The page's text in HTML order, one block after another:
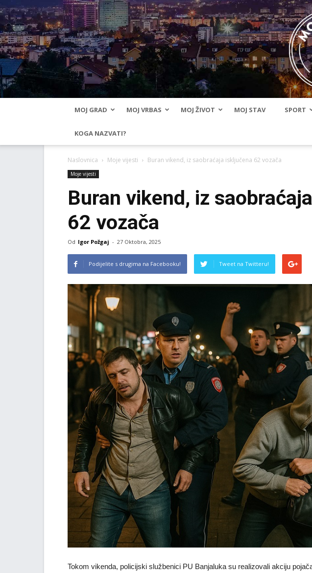
MOJ GRAD MOJ VRBAS MOJ ŽIVOT MOJ STAV SPORT
KOGA NAZVATI?
Naslovnica Moje vijesti Buran vikend, iz saobraćaja isključena 62 vozača
Moje vijesti
Buran vikend, iz
62 vozača
Od Igor Požgaj - 27 Oktobra, 2025
Podijelite s drugima na Facebooku! Tweet na Twitteru!
Tokom vikenda, policijski službenici PU Banjaluka su realizovali akciju